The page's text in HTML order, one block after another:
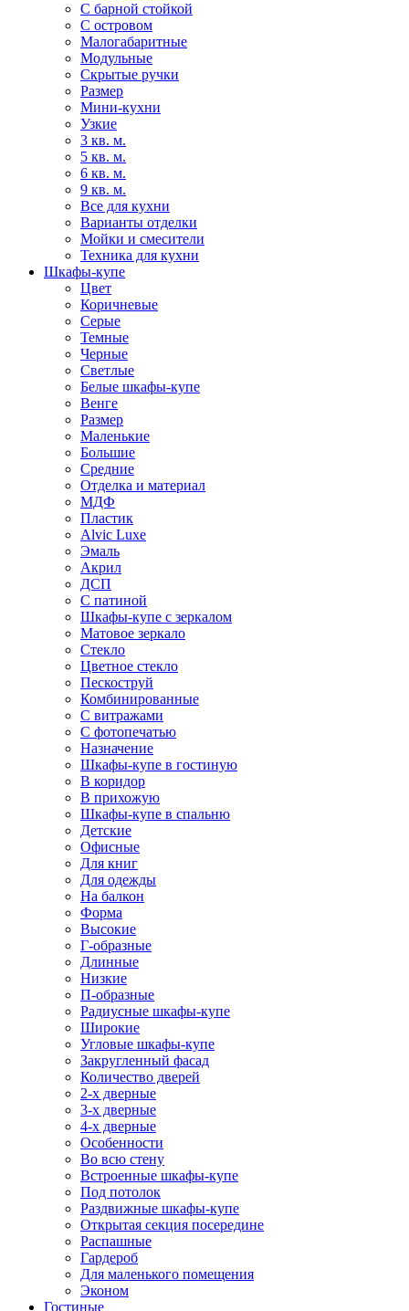
С барной стойкой
С островом
Малогабаритные
Модульные
Скрытые ручки
Размер
Мини-кухни
Узкие
3 кв. м.
5 кв. м.
6 кв. м.
9 кв. м.
Все для кухни
Варианты отделки
Мойки и смесители
Техника для кухни
Шкафы-купе
Цвет
Коричневые
Серые
Темные
Черные
Светлые
Белые шкафы-купе
Венге
Размер
Маленькие
Большие
Средние
Отделка и материал
МДФ
Пластик
Alvic Luxe
Эмаль
Акрил
ДСП
С патиной
Шкафы-купе с зеркалом
Матовое зеркало
Стекло
Цветное стекло
Пескоструй
Комбинированные
С витражами
С фотопечатью
Назначение
Шкафы-купе в гостиную
В коридор
В прихожую
Шкафы-купе в спальню
Детские
Офисные
Для книг
Для одежды
На балкон
Форма
Высокие
Г-образные
Длинные
Низкие
П-образные
Радиусные шкафы-купе
Широкие
Угловые шкафы-купе
Закругленный фасад
Количество дверей
2-х дверные
3-х дверные
4-х дверные
Особенности
Во всю стену
Встроенные шкафы-купе
Под потолок
Раздвижные шкафы-купе
Открытая секция посередине
Распашные
Гардероб
Для маленького помещения
Эконом
Гостиные